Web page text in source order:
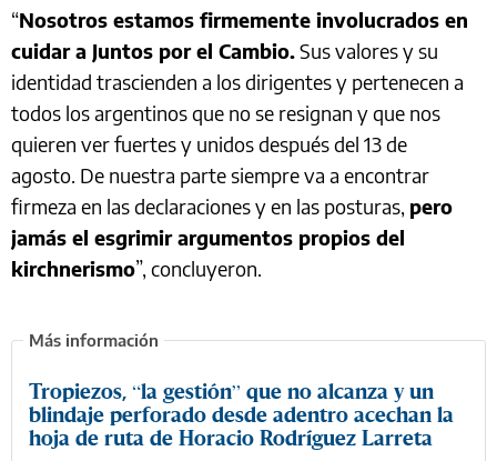
“Nosotros estamos firmemente involucrados en
cuidar a Juntos por el Cambio.Sus valores y su
identidad trascienden a los dirigentes y pertenecen a
todos los argentinos que no se resignan y que nos
quieren ver fuertes y unidos después del 13 de
agosto. De nuestra parte siempre va a encontrar
firmeza en las declaraciones y en las posturas, pero
jamás el esgrimir argumentos propios del
kirchnerismo”, concluyeron.
Tropiezos, “la gestión” que no alcanza y un
blindaje perforado desde adentro acechan la
hoja de ruta de Horacio Rodríguez Larreta